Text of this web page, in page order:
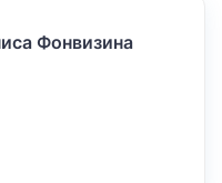
Фонвизина